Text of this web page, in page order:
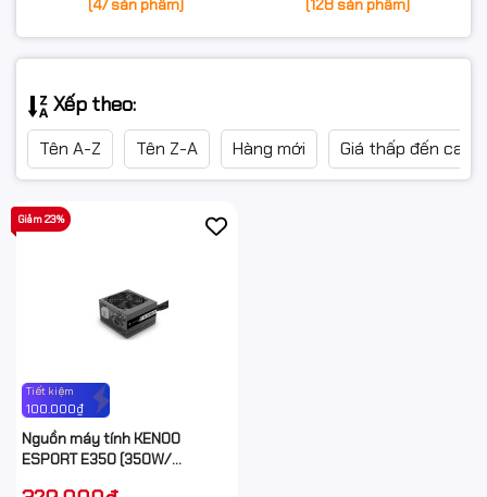
(47 sản phẩm)
(128 sản phẩm)
Xếp theo:
Tên A-Z Tên Z-A Hàng mới Giá thấp đến cao
Tiết kiệm
100.000₫
Giảm 23%
Nguồn máy tính KENOO
ESPORT E350 (350W/